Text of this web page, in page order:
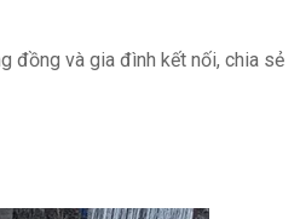
đồng và gia đình kết nối, chia sẻ